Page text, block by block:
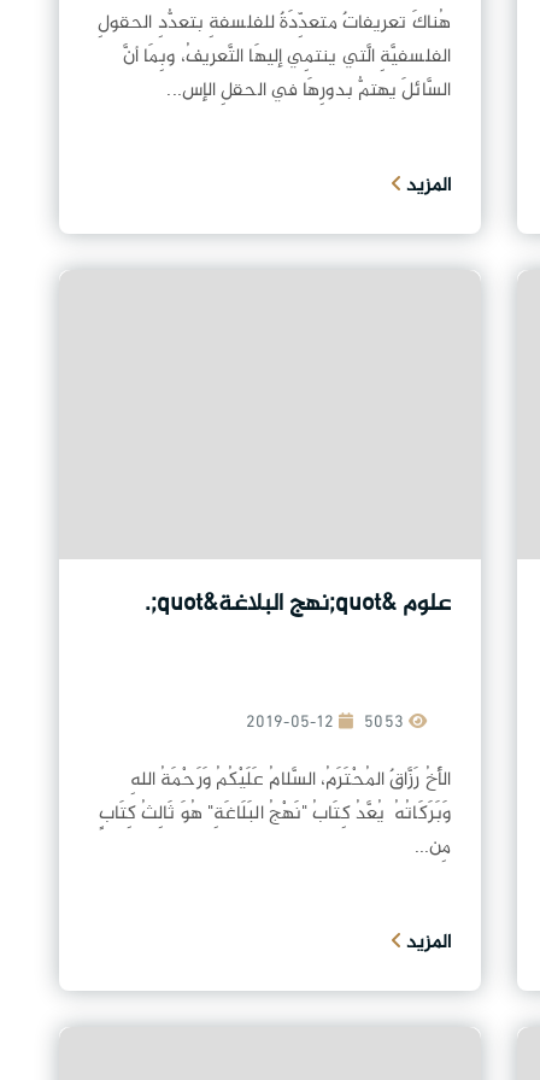
هُناكَ تعريفاتٌ متعدِّدَةٌ للفلسفةِ بتعدُّدِ الحقولِ
الفلسفيَّةِ الَّتي ينتمِي إليهَا التَّعريفُ، وبِمَا أنَّ
السَّائلَ يهتمُّ بدورِهَا في الحقلِ الإس...
المزيد
علوم &quot;نهج البلاغة&quot;.
2019-05-12
الأَخُ رَزَّاقٌ المُحْتَرَمُ، السَّلامُ عَلَيْكُمُ وَرَحْمَةُ اللهِ
وَبَرَكَاتُهُ يُعَّدُ كِتَابُ "نَهْجُ البَلَاغَةِ" هُوَ ثَالِثُ كِتَابٍ
مِن...
المزيد